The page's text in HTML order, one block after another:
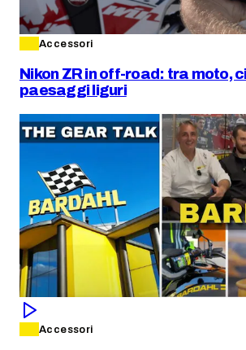
Accessori
Nikon ZR in off-road: tra moto,
paesaggi liguri
Accessori